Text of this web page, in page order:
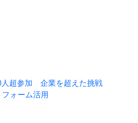
超参加 企業を超えた挑戦
ォーム活用